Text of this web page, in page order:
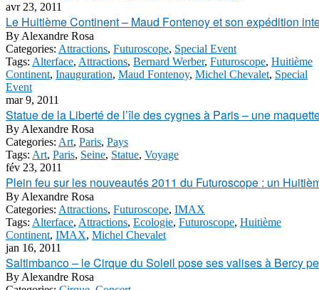
avr 23, 2011
Le Huitième Continent – Maud Fontenoy et son expédition
By Alexandre Rosa
Categories: Attractions, Futuroscope, Special Event
Tags: Alterface, Attractions, Bernard Werber, Futuroscope, Huitième
Continent, Inauguration, Maud Fontenoy, Michel Chevalet, Special
Event
mar 9, 2011
Statue de la Liberté de l’île des cygnes à Paris – une
By Alexandre Rosa
Categories: Art, Paris, Pays
Tags: Art, Paris, Seine, Statue, Voyage
fév 23, 2011
Plein feu sur les nouveautés 2011 du Futuroscope : un
By Alexandre Rosa
Categories: Attractions, Futuroscope, IMAX
Tags: Alterface, Attractions, Ecologie, Futuroscope, Huitième
Continent, IMAX, Michel Chevalet
jan 16, 2011
Saltimbanco – le Cirque du Soleil pose ses valises à Bercy
By Alexandre Rosa